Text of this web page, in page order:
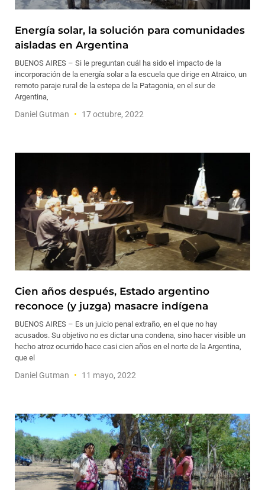
Energía solar, la solución para comunidades
aisladas en Argentina
BUENOS AIRES – Si le preguntan cuál ha sido el impacto de la
incorporación de la energía solar a la escuela que dirige en Atraico, un
remoto paraje rural de la estepa de la Patagonia, en el sur de
Argentina,
Daniel Gutman 17 octubre, 2022
Cien años después, Estado argentino
reconoce (y juzga) masacre indígena
BUENOS AIRES – Es un juicio penal extraño, en el que no hay
acusados. Su objetivo no es dictar una condena, sino hacer visible un
hecho atroz ocurrido hace casi cien años en el norte de la Argentina,
que el
Daniel Gutman 11 mayo, 2022